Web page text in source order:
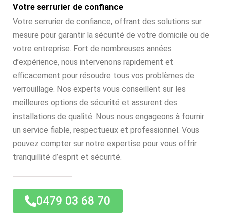
Votre serrurier de confiance
Votre serrurier de confiance, offrant des solutions sur
mesure pour garantir la sécurité de votre domicile ou de
votre entreprise. Fort de nombreuses années
d’expérience, nous intervenons rapidement et
efficacement pour résoudre tous vos problèmes de
verrouillage. Nos experts vous conseillent sur les
meilleures options de sécurité et assurent des
installations de qualité. Nous nous engageons à fournir
un service fiable, respectueux et professionnel. Vous
pouvez compter sur notre expertise pour vous offrir
tranquillité d’esprit et sécurité.
0479 03 68 70